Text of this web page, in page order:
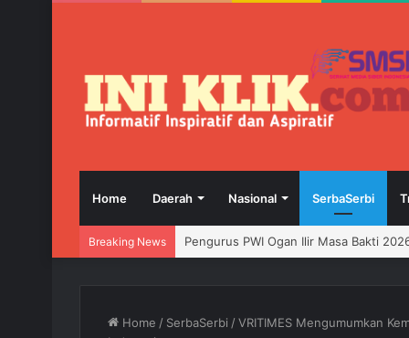
Home Daerah Nasional SerbaSerbi
Breaking News
Home / SerbaSerbi /VRITIMES Mengumumkan